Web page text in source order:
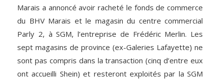
Marais a annoncé avoir racheté le fonds de commerce
du BHV Marais et le magasin du centre commercial
Parly 2, à SGM, l’entreprise de Frédéric Merlin. Les
sept magasins de province (ex-Galeries Lafayette) ne
sont pas compris dans la transaction (cinq d’entre eux
ont accueilli Shein) et resteront exploités par la SGM